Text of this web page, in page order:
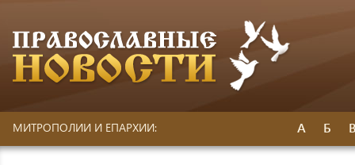
МИТРОПОЛИИ И ЕПАРХИИ: А Б